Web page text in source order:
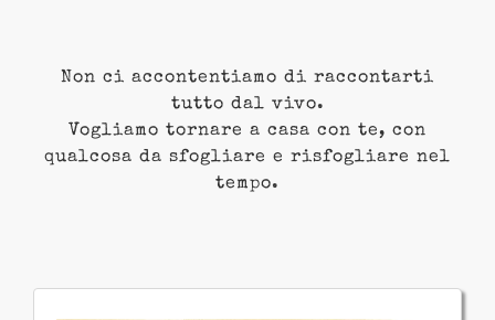
Non ci accontentiamo di raccontarti
tutto dal vivo.
Vogliamo tornare a casa con te, con
qualcosa da sfogliare e risfogliare nel
tempo.